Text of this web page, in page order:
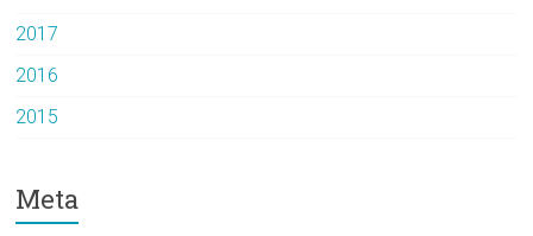
2017
2016
2015
Meta